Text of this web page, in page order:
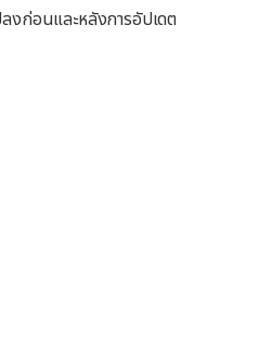
งก่อนและหลังการอัปเดต